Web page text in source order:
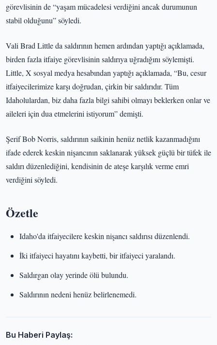
görevlisinin de “yaşam mücadelesi verdiğini ancak durumunun
stabil olduğunu” söyledi.
Vali Brad Little da saldırının hemen ardından yaptığı açıklamada,
birden fazla itfaiye görevlisinin saldırıya uğradığını söylemişti.
Little, X sosyal medya hesabından yaptığı açıklamada, “Bu, cesur
itfaiyecilerimize karşı doğrudan, çirkin bir saldırıdır. Tüm
Idaholulardan, biz daha fazla bilgi sahibi olmayı beklerken onlar ve
aileleri için dua etmelerini istiyorum” demişti.
Şerif Bob Norris, saldırının saikinin henüz netlik kazanmadığını
ifade ederek keskin nişancının saklanarak yüksek güçlü bir tüfek ile
saldırı düzenlediğini, kendisinin de ateşe karşılık verme emri
verdiğini söyledi.
Özetle
Idaho'da itfaiyecilere keskin nişancı saldırısı düzenlendi.
İki itfaiyeci hayatını kaybetti, bir itfaiyeci yaralandı.
Saldırgan olay yerinde ölü bulundu.
Saldırının nedeni henüz belirlenemedi.
Bu Haberi Paylaş: